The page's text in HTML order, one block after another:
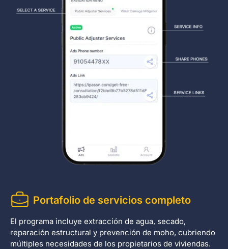
Portafolio de servicios completo
El programa incluye extracción de agua, secado,
reparación estructural y prevención de moho, cubriendo
múltiples necesidades de los propietarios de viviendas.